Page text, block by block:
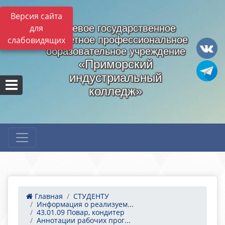
Версия сайта
для
слабовидящих
Краевое государственное
бюджетное профессиональное
образовательное учреждение
«Приморский
индустриальный
колледж»
Главная
СТУДЕНТУ
Информация о реализуем...
43.01.09 Повар, кондитер
Аннотации рабочих прог...